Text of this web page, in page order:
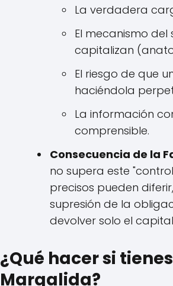
La verdadera
El mecanismo
capitalizan
El riesgo de que
haciéndola
La información
comprensible.
Consecuencia de la
no supera este
precisos pueden
supresión de la
devolver solo el
¿Qué hacer si
Margalida?